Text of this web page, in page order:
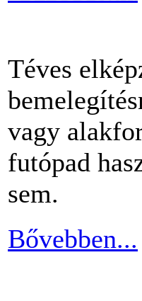
Téves
vagy
futópad
sem.
Bővebben...